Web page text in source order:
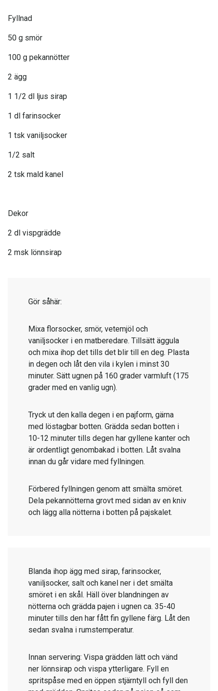
Fyllnad
50 g smör
100 g pekannötter
2 ägg
1 1/2 dl ljus sirap
1 dl farinsocker
1 tsk vaniljsocker
1/2 salt
2 tsk mald kanel
Dekor
2 dl vispgrädde
2 msk lönnsirap
Gör såhär:
Mixa florsocker, smör, vetemjöl och
vaniljsocker i en matberedare. Tillsätt äggula
och mixa ihop det tills det blir till en deg. Plasta
in degen och låt den vila i kylen i minst 30
minuter. Sätt ugnen på 160 grader varmluft (175
grader med en vanlig ugn).
Tryck ut den kalla degen i en pajform, gärna
med löstagbar botten. Grädda sedan botten i
10-12 minuter tills degen har gyllene kanter och
är ordentligt genombakad i botten. Låt svalna
innan du går vidare med fyllningen.
Förbered fyllningen genom att smälta smöret.
Dela pekannötterna grovt med sidan av en kniv
och lägg alla nötterna i botten på pajskalet.
Blanda ihop ägg med sirap, farinsocker,
vaniljsocker, salt och kanel ner i det smälta
smöret i en skål. Häll över blandningen av
nötterna och grädda pajen i ugnen ca. 35-40
minuter tills den har fått fin gyllene färg. Låt den
sedan svalna i rumstemperatur.
Innan servering: Vispa grädden lätt och vänd
ner lönnsirap och vispa ytterligare. Fyll en
spritspåse med en öppen stjärntyll och fyll den